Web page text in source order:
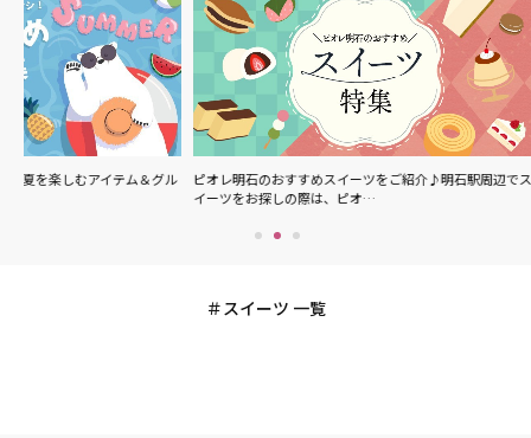
グル
ピオレ明石のおすすめスイーツをご紹介♪明石駅周辺でス
イーツをお探しの際は、ピオ…
ピオレ明石で食べら
スイーツ 一覧